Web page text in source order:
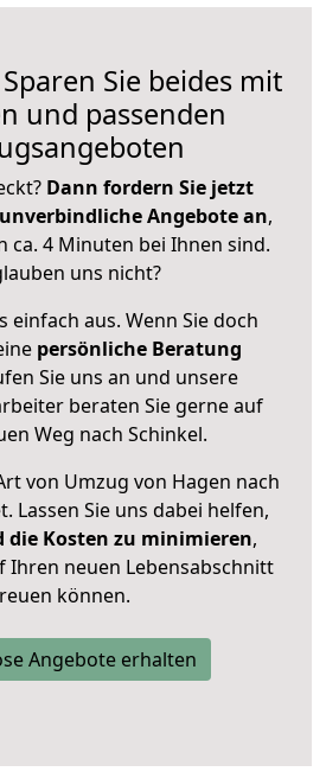
Sie beides mit
und passenden
Dann fordern Sie jetzt
Angebote an,
ca. 4 Minuten bei Ihnen sind.
uns nicht?
einfach aus. Wenn Sie doch
persönliche Beratung
Sie uns an und unsere
beraten Sie gerne auf
Weg nach Schinkel.
von Umzug von Hagen nach
Lassen Sie uns dabei helfen,
die Kosten zu minimieren,
Ihren neuen Lebensabschnitt
können.
Angebote erhalten